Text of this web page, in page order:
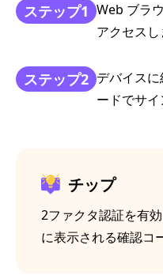
ステップ1 Web ブラ
アクセスし
ステップ2 デバイス
ードでサイ
チップ
2ファクタ認証を有
に表示される確認コ